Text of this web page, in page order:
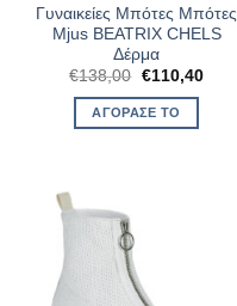
Γυναικείες Μπότες Μπότες
Mjus BEATRIX CHELS
Δέρμα
€138,00 Original
was:
€138,00.
€110,40Η
ΑΓΌΡΑΣΈ ΤΟ